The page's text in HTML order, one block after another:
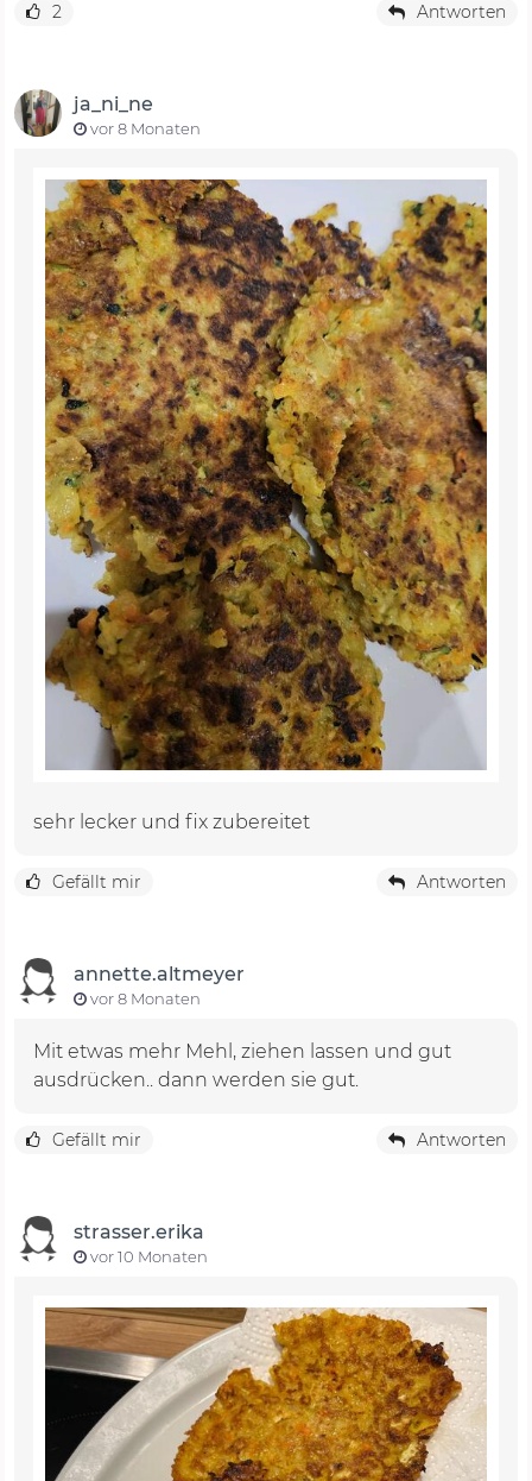
2 Antworten
ja_ni_ne
vor 8 Monaten
sehr lecker und fix zubereitet
Gefällt mir Antworten
annette.altmeyer
vor 8 Monaten
Mit etwas mehr Mehl, ziehen lassen und gut
ausdrücken.. dann werden sie gut.
Gefällt mir Antworten
strasser.erika
vor 10 Monaten